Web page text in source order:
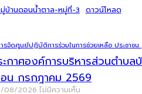
มู่บ้านดอนน้ำตาล-หมู่ที่-3 ดาวน์โหลด
ประกาศผู้ชนะการเสนอราคา จ้าง
กาศองค์การบริหารส่วนตำบ
อน กรกฎาคม 2569
08/2026 ไม่มีความเห็น